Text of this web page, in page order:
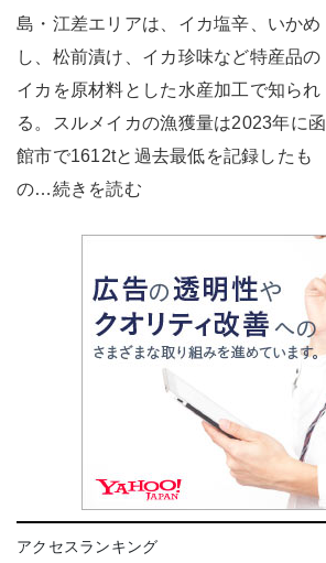
島・江差エリアは、イカ塩辛、いかめ
し、松前漬け、イカ珍味など特産品の
イカを原材料とした水産加工で知られ
る。スルメイカの漁獲量は2023年に函
館市で1612tと過去最低を記録したも
の…続きを読む
アクセスランキング